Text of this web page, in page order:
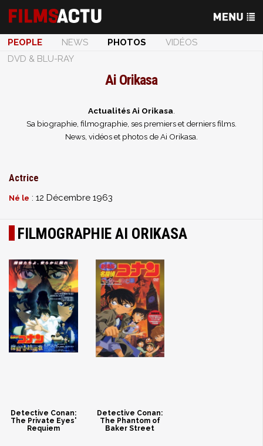
PEOPLE NEWS PHOTOS
VIDÉOS
DVD & BLU-RAY
Ai Orikasa
Actualités Ai Orikasa
Sa biographie, filmographie, ses premiers et derniers films.
News, vidéos et photos de Ai Orikasa.
Actrice
Né le : 12 Décembre 1963
FILMOGRAPHIE AI ORIKASA
Detective Conan:
The Private Eyes'
Requiem
Detective Conan:
The Phantom of
Baker Street